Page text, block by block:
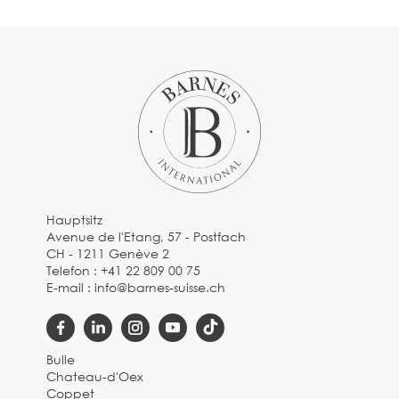
Hauptsitz
Avenue de l'Etang, 57 - Postfach
CH - 1211 Genève 2
Telefon :+41 22 809 00 75
E-mail :info@barnes-suisse.ch
Bulle
Chateau-d'Oex
Coppet